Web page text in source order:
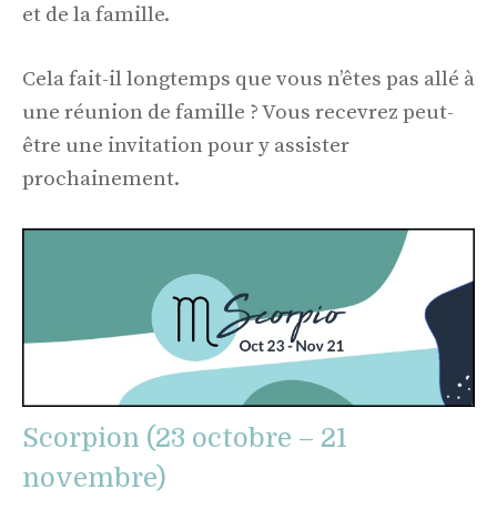
et de la famille.
Cela fait-il longtemps que vous n’êtes pas allé à
une réunion de famille ? Vous recevrez peut-
être une invitation pour y assister
prochainement.
Scorpion (23 octobre – 21
novembre)